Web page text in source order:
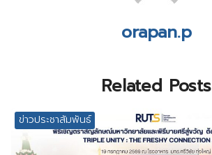
orapan.p
Related Posts
ข่าวประชาสัมพันธ์